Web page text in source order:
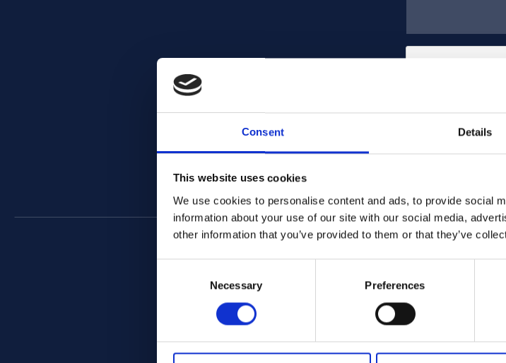
Consent Details
This website uses cookies
We use cookies to personalise content and ads, to provide social
information about your use of our site with our social media,
other information that you’ve provided to them or that they’ve
Necessary Preferences
Enviar